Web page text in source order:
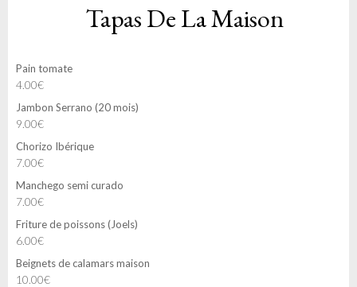
Tapas De La Maison
Pain tomate
4.00€
Jambon Serrano (20 mois)
9.00€
Chorizo Ibérique
7.00€
Manchego semi curado
7.00€
Friture de poissons (Joels)
6.00€
Beignets de calamars maison
10.00€